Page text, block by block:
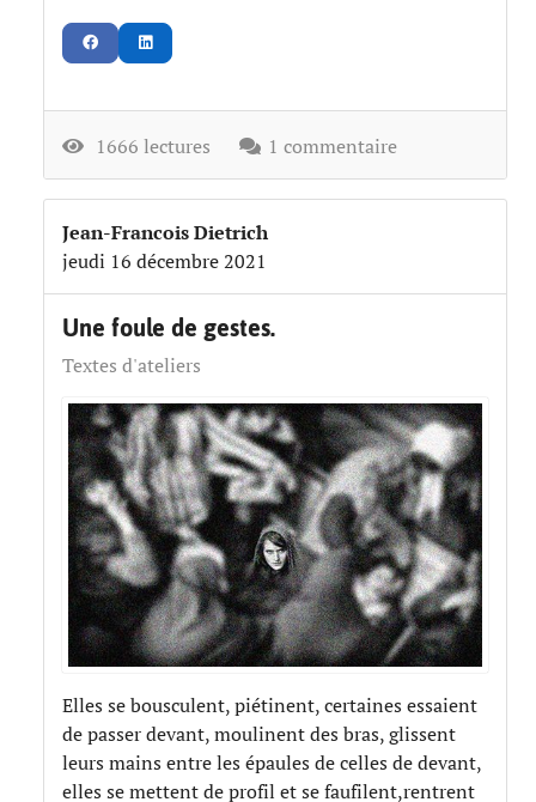
1666 lectures 1 commentaire
Jean-Francois Dietrich
jeudi 16 décembre 2021
​Une foule de gestes.
Textes d'ateliers
Elles se bousculent, piétinent, certaines essaient
de passer devant, moulinent des bras, glissent
leurs mains entre les épaules de celles de devant,
elles se mettent de profil et se faufilent,rentrent